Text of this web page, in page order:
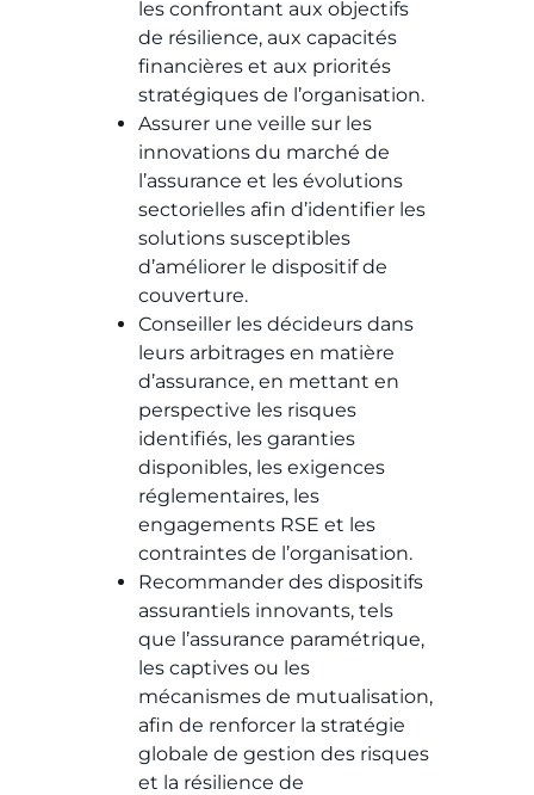
les confrontant aux objectifs
de résilience, aux capacités
financières et aux priorités
stratégiques de l’organisation.
Assurer une veille sur les
innovations du marché de
l’assurance et les évolutions
sectorielles afin d’identifier les
solutions susceptibles
d’améliorer le dispositif de
couverture.
Conseiller les décideurs dans
leurs arbitrages en matière
d’assurance, en mettant en
perspective les risques
identifiés, les garanties
disponibles, les exigences
réglementaires, les
engagements RSE et les
contraintes de l’organisation.
Recommander des dispositifs
assurantiels innovants, tels
que l’assurance paramétrique,
les captives ou les
mécanismes de mutualisation,
afin de renforcer la stratégie
globale de gestion des risques
et la résilience de